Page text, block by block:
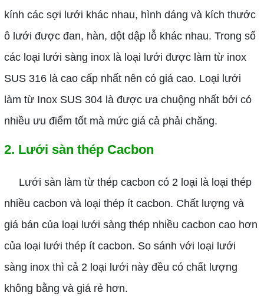
kính các sợi lưới khác nhau, hình dáng và kích thước
ô lưới được đan, hàn, dột dập lỗ khác nhau. Trong số
các loại lưới sàng inox là loại lưới được làm từ inox
SUS 316 là cao cấp nhất nên có giá cao. Loại lưới
làm từ Inox SUS 304 là được ưa chuộng nhất bởi có
nhiều ưu điểm tốt mà mức giá cả phải chăng.
2. Lưới sàn thép Cacbon
Lưới sàn làm từ thép cacbon có 2 loại là loại thép
nhiều cacbon và loại thép ít cacbon. Chất lượng và
giá bán của loại lưới sàng thép nhiều cacbon cao hơn
của loại lưới thép ít cacbon. So sánh với loại lưới
sàng inox thì cả 2 loại lưới này đều có chất lượng
không bằng và giá rẻ hơn.